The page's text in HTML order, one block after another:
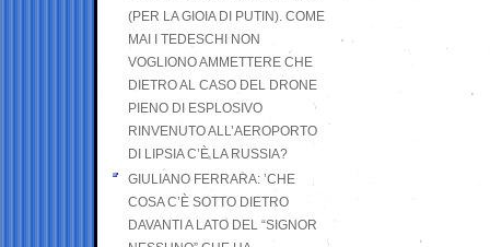
(PER LA GIOIA DI PUTIN). COME
MAI I TEDESCHI NON
VOGLIONO AMMETTERE CHE
DIETRO AL CASO DEL DRONE
PIENO DI ESPLOSIVO
RINVENUTO ALL’AEROPORTO
DI LIPSIA C’È LA RUSSIA?
GIULIANO FERRARA: ’CHE
COSA C’È SOTTO DIETRO
DAVANTI A LATO DEL “SIGNOR